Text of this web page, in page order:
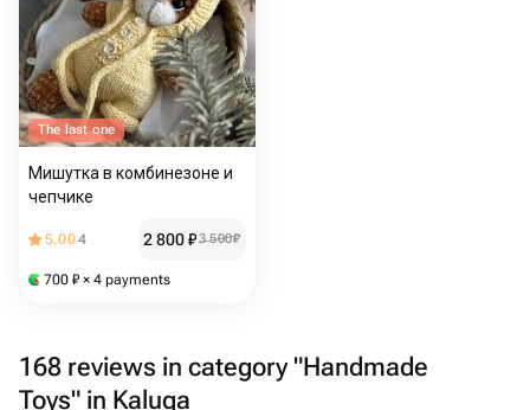
The last one
Мишутка в комбинезоне и
чепчике
5.004 2 800₽3 500₽
700 ₽ × 4 payments
168 reviews in category "Handmade
Toys" in Kaluga